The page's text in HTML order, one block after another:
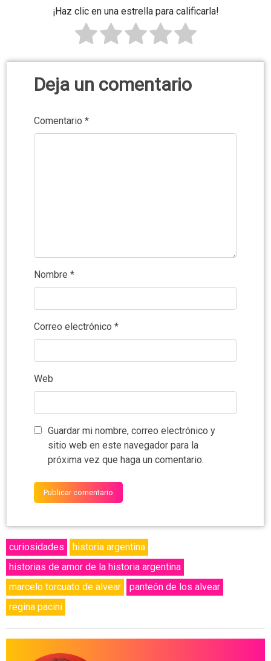
¡Haz clic en una estrella para calificarla!
Deja un comentario
Comentario *
Nombre *
Correo electrónico *
Web
Guardar mi nombre, correo electrónico y
sitio web en este navegador para la
próxima vez que haga un comentario.
curiosidades
historia argentina
historias de amor de la historia argentina
marcelo torcuato de alvear
panteón de los alvear
regina pacini